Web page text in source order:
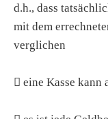
d.h., dass
mit dem
verglichen
 eine Kasse kann